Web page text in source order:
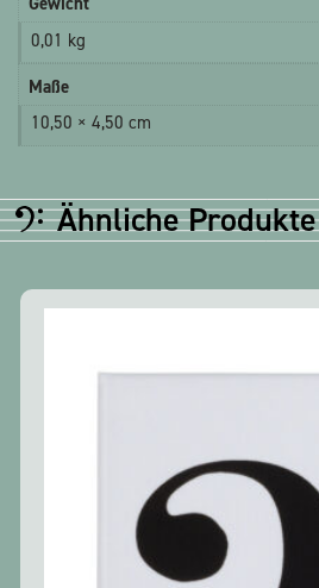
0,01 kg
Maße
10,50 × 4,50 cm
Ähnliche Produkte